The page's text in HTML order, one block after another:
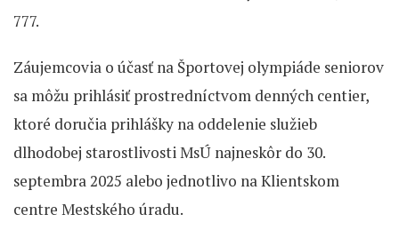
777.
Záujemcovia o účasť na Športovej olympiáde seniorov
sa môžu prihlásiť prostredníctvom denných centier,
ktoré doručia prihlášky na oddelenie služieb
dlhodobej starostlivosti MsÚ najneskôr do 30.
septembra 2025 alebo jednotlivo na Klientskom
centre Mestského úradu.